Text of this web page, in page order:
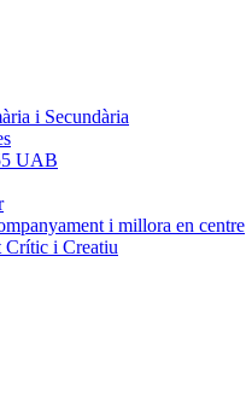
i Secundària
UAB
i millora en centre
Crític i Creatiu